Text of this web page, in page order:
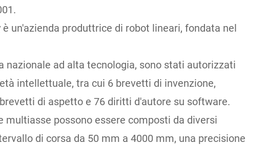
è un'azienda produttrice di robot lineari, fondata nel
nazionale ad alta tecnologia, sono stati autorizzati
intellettuale, tra cui 6 brevetti di invenzione,
di aspetto e 76 diritti d'autore su software.
multiasse possono essere composti da diversi
di corsa da 50 mm a 4000 mm, una precisione